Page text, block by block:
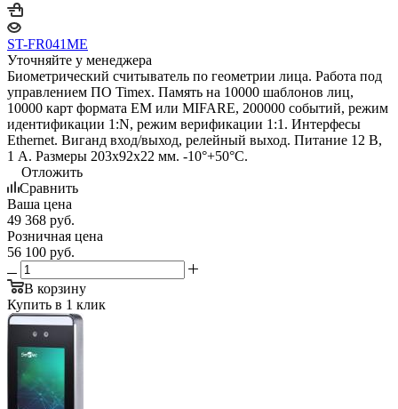
ST-FR041ME
Уточняйте у менеджера
Биометрический считыватель по геометрии лица. Работа под
управлением ПО Timex. Память на 10000 шаблонов лиц,
10000 карт формата EM или MIFARE, 200000 событий, режим
идентификации 1:N, режим верификации 1:1. Интерфесы
Ethernet. Виганд вход/выход, релейный выход. Питание 12 В,
1 А. Размеры 203х92х22 мм. -10°+50°С.
Отложить
Сравнить
Ваша цена
49 368 руб.
Розничная цена
56 100 руб.
В корзину
Купить в 1 клик